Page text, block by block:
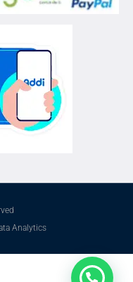
Analytics